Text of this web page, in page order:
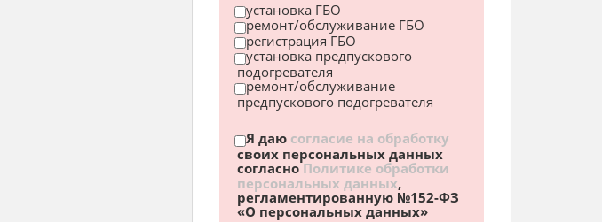
установка ГБО
ремонт/обслуживание ГБО
регистрация ГБО
установка предпускового
подогревателя
ремонт/обслуживание
предпускового подогревателя
Я даю согласие на обработку
своих персональных данных
согласноПолитике обработки
персональных данных,
регламентированную №152-ФЗ
«О персональных данных»